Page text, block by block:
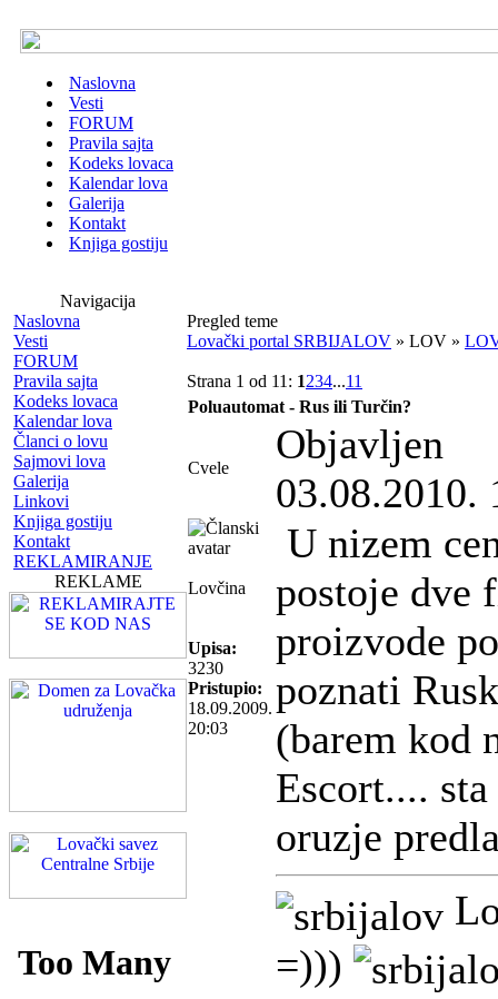
Naslovna
Vesti
FORUM
Pravila sajta
Kodeks lovaca
Kalendar lova
Galerija
Kontakt
Knjiga gostiju
Navigacija
Naslovna
Vesti
FORUM
Pravila sajta
Kodeks lovaca
Kalendar lova
Članci o lovu
Sajmovi lova
Galerija
Linkovi
Knjiga gostiju
Kontakt
REKLAMIRANJE
REKLAME
Pregled teme
Lovački portal SRBIJALOV » LOV »
Strana 1 od 11: 1234...11
Poluautomat - Rus ili Turčin?
Cvele
Objavljen
03.08.2010.
Lovčina
Upisa:
3230
Pristupio:
18.09.2009.
20:03
U nizem
postoje dve
proizvode
poznati
(barem kod
Escort....
oruzje
=)))